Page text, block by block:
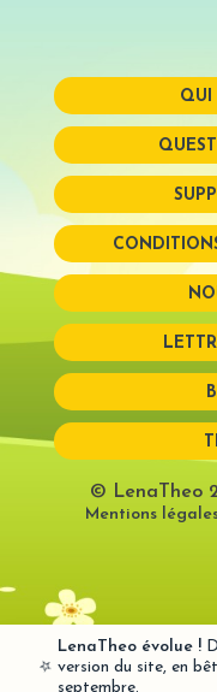
QUI
© LenaTheo
Mentions
⭐
LenaTheo évolue !
version du site, en
septembre.